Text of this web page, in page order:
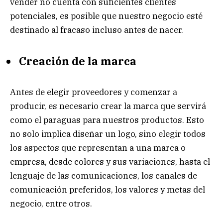
vender no cuenta con suficientes clientes
potenciales, es posible que nuestro negocio esté
destinado al fracaso incluso antes de nacer.
Creación de la marca
Antes de elegir proveedores y comenzar a
producir, es necesario crear la marca que servirá
como el paraguas para nuestros productos. Esto
no solo implica diseñar un logo, sino elegir todos
los aspectos que representan a una marca o
empresa, desde colores y sus variaciones, hasta el
lenguaje de las comunicaciones, los canales de
comunicación preferidos, los valores y metas del
negocio, entre otros.